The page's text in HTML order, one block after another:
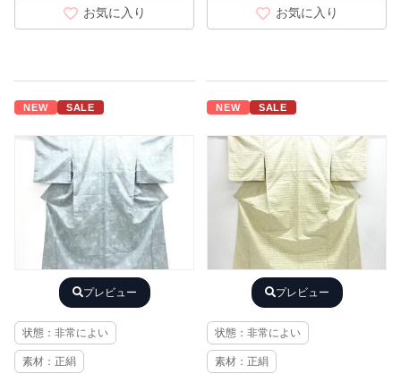
お気に入り お気に入り
NEW SALE
プレビュー
状態：非常によい
素材：正絹
NEW SALE
プレビュー
状態：非常によい
素材：正絹